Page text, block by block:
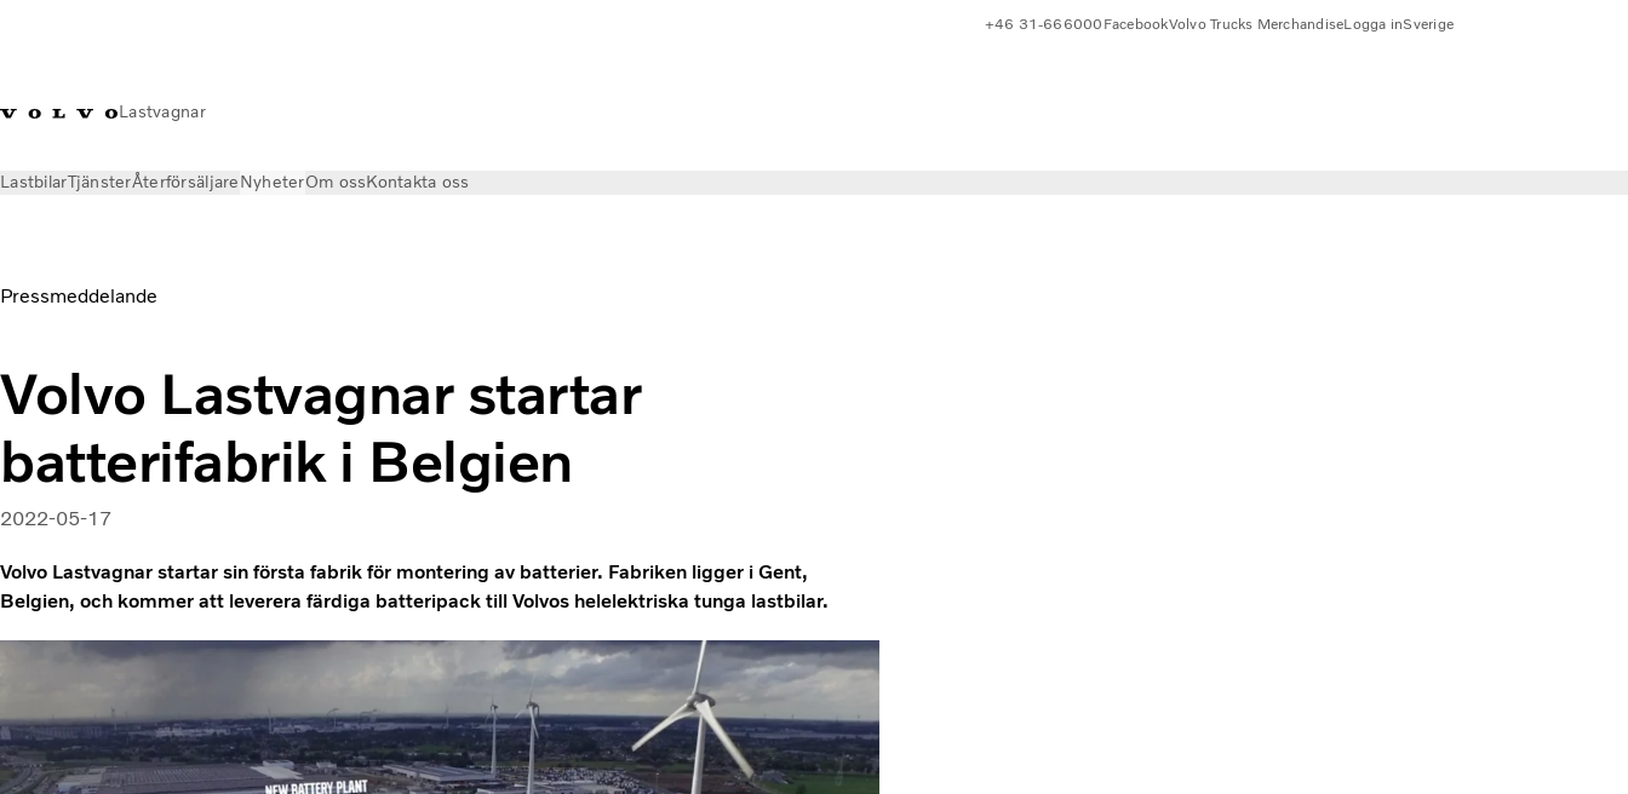
Lastvagnar
+46 31-666000 FacebookVolvo Trucks MerchandiseLogga inSverige
LastbilarTjänsterÅterförsäljareNyheterOm ossKontakta oss
Pressmeddelande
Volvo Lastvagnar startar
batterifabrik i Belgien
2022-05-17
Volvo Lastvagnar startar sin första fabrik för montering av batterier. Fabriken ligger i Gent,
Belgien, och kommer att leverera färdiga batteripack till Volvos helelektriska tunga lastbilar.